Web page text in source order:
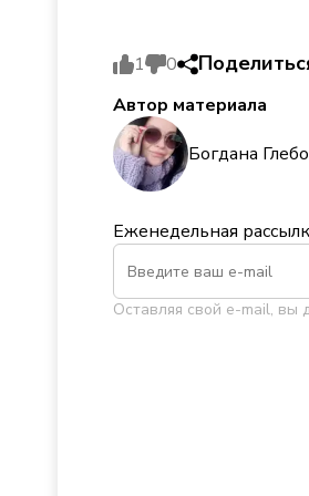
1 0
Автор материала
Богдана
Еженедельная
Оставляя свой e-mail, вы